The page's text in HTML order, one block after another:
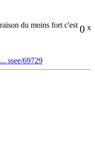
0 x
du moins fort c'est
ssee/69729